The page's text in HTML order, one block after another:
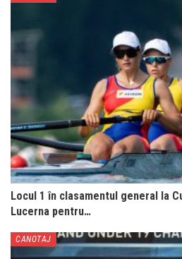
Locul 1 în clasamentul general la
Lucerna pentru…
CANOTAJ